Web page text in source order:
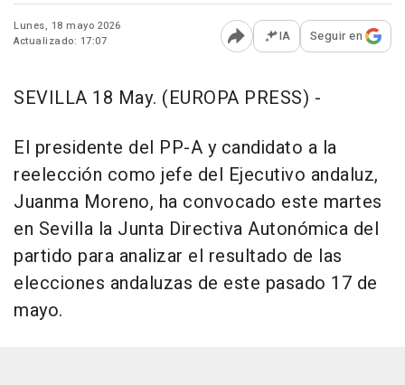
Lunes, 18 mayo 2026
Actualizado: 17:07
Abrir opciones para
IA Seguir en
SEVILLA 18 May. (EUROPA PRESS) -
El presidente del PP-A y candidato a la
reelección como jefe del Ejecutivo andaluz,
Juanma Moreno, ha convocado este martes
en Sevilla la Junta Directiva Autonómica del
partido para analizar el resultado de las
elecciones andaluzas de este pasado 17 de
mayo.